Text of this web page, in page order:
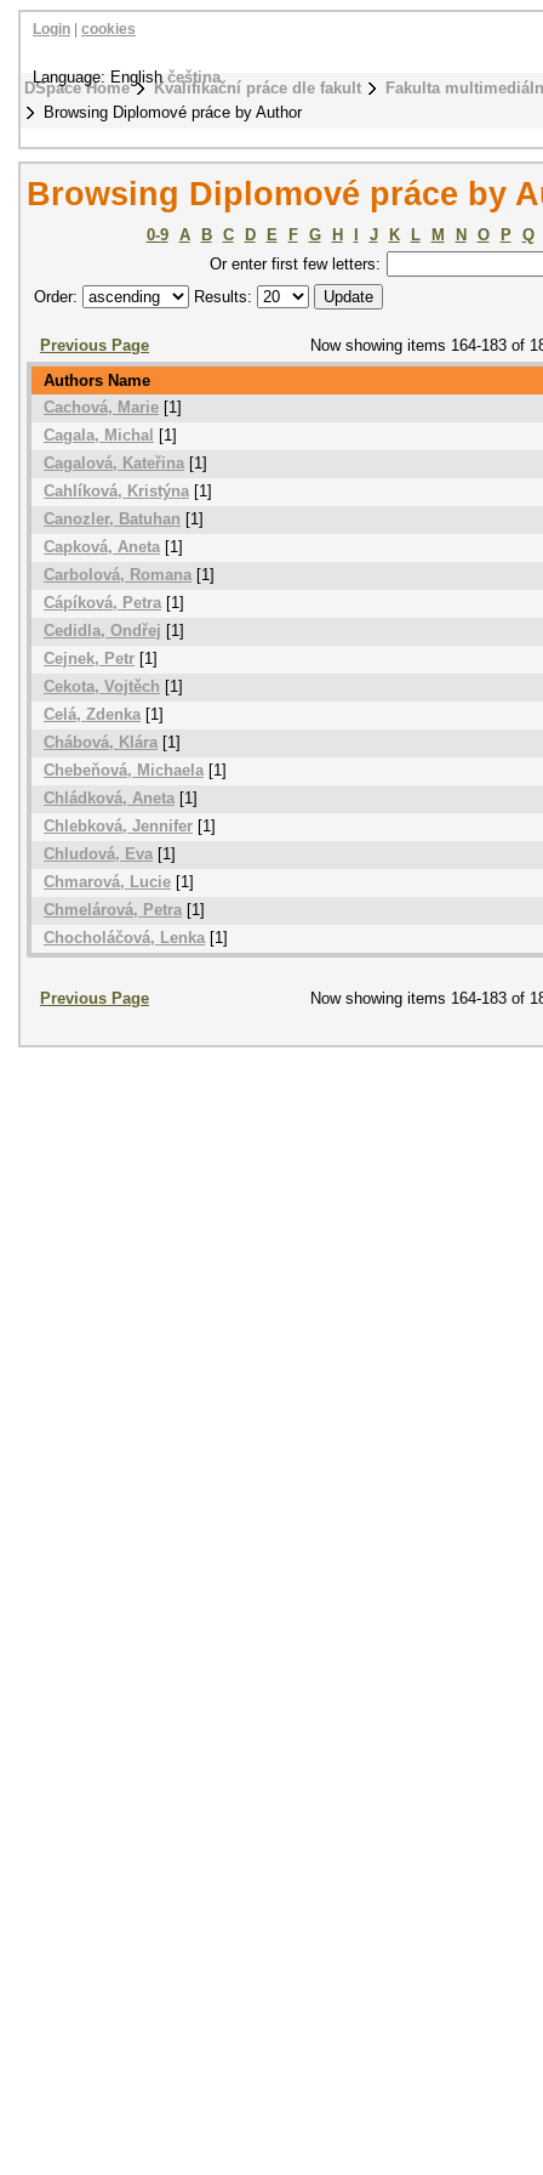
DSpace Home Kvalifikační práce dle fakult
Fakulta
Browsing Diplomové práce by Author
Login cookies
Language: Englishčeština
Browsing Diplomové práce by
0-9 A B C D E F G H J K L M N O P
Q
Or enter first few letters:
Order:
Results:
Previous Page
Now showing items 164-183 of
Authors Name
Cachová, Marie [1]
Cagala, Michal
[1]
Cagalová, Kateřina [1]
Cahlíková, Kristýna[1]
Canozler, Batuhan [1]
Capková, Aneta[1]
Carbolová, Romana [1]
Cápíková, Petra[1]
Cedidla, Ondřej [1]
Cejnek, Petr [1]
Cekota, Vojtěch [1]
Celá, Zdenka[1]
Chábová, Klára [1]
Chebeňová, Michaela[1]
Chládková, Aneta [1]
Chlebková, Jennifer [1]
Chludová, Eva [1]
Chmarová, Lucie [1]
Chmelárová, Petra [1]
Chocholáčová, Lenka[1]
Previous Page Now showing items 164-183 of